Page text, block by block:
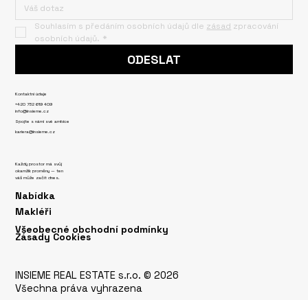
Každý prostor má svůj
okamžik proměny — ten
váš může začít dnes.
Nabídka
Makléři
Všeobecné obchodní podmínky
Zásady Cookies
INSIEME REAL ESTATE s.r.o. © 2026
Všechna práva vyhrazena
+420 732 619 409
info@insieme.cz
Kontaktní údaje
Spojte s námi své ambice
kariera@insieme.cz
Souhlasím s předáním osobních údajů dle zásad zpracování
osobních údajů. *
ODESLAT